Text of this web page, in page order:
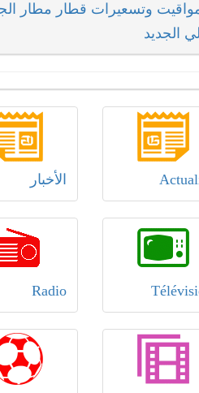
وتسعيرات قطار مطار
الجديد
الأخبار
Radio